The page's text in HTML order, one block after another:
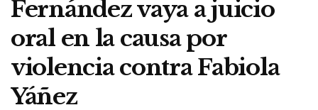
Fernández vaya a juicio
oral en la causa por
violencia contra Fabiola
Yáñez